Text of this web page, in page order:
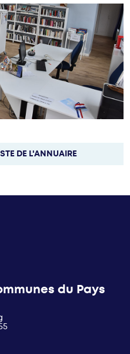
DE L'ANNUAIRE
du Pays